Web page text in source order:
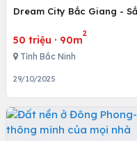
Dream City Bắc Giang -
50 triệu · 90m
2
Tỉnh Bắc Ninh
29/10/2025